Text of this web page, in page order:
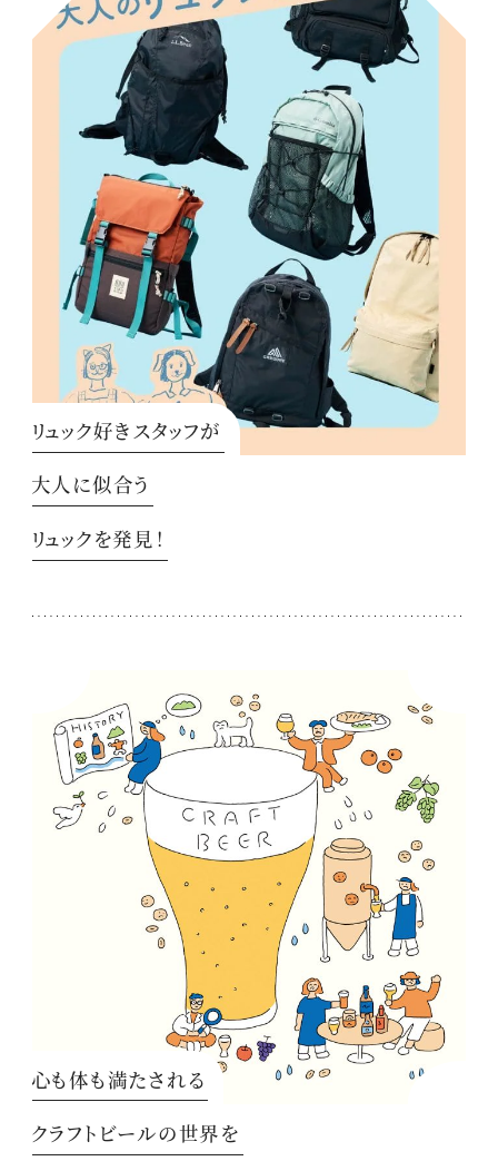
リュック好きスタッフが
大人に似合う
リュックを発見！
心も体も満たされる
クラフトビールの世界を